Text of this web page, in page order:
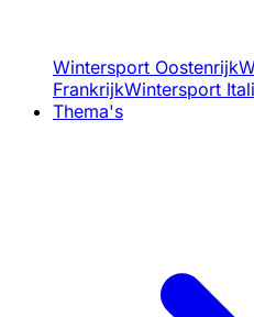
Wintersport Oostenrijk
FrankrijkWintersport
Thema's